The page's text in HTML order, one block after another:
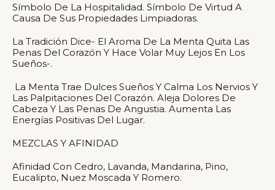
Símbolo De La Hospitalidad. Símbolo De Virtud A
Causa De Sus Propiedades Limpiadoras.
La Tradición Dice- El Aroma De La Menta Quita Las
Penas Del Corazón Y Hace Volar Muy Lejos En Los
Sueños-.
La Menta Trae Dulces Sueños Y Calma Los Nervios Y
Las Palpitaciones Del Corazón. Aleja Dolores De
Cabeza Y Las Penas De Angustia. Aumenta Las
Energías Positivas Del Lugar.
MEZCLAS Y AFINIDAD
Afinidad Con Cedro, Lavanda, Mandarina, Pino,
Eucalipto, Nuez Moscada Y Romero.